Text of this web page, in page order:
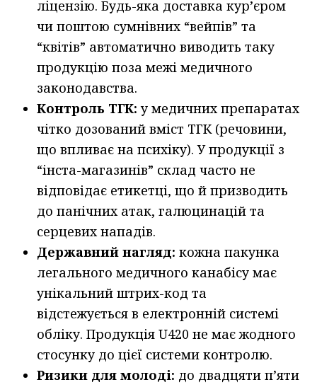
ліцензію. Будь-яка доставка кур’єром
чи поштою сумнівних “вейпів” та
“квітів” автоматично виводить таку
продукцію поза межі медичного
законодавства.
Контроль ТГК: у медичних препаратах
чітко дозований вміст ТГК (речовини,
що впливає на психіку). У продукції з
“інста-магазинів” склад часто не
відповідає етикетці, що й призводить
до панічних атак, галюцинацій та
серцевих нападів.
Державний нагляд: кожна пакунка
легального медичного канабісу має
унікальний штрих-код та
відстежується в електронній системі
обліку. Продукція U420 не має жодного
стосунку до цієї системи контролю.
Ризики для молоді: до двадцяти п’яти